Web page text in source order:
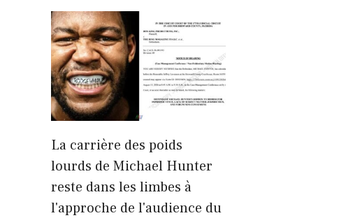
La carrière des poids
lourds de Michael Hunter
reste dans les limbes à
l'approche de l'audience du